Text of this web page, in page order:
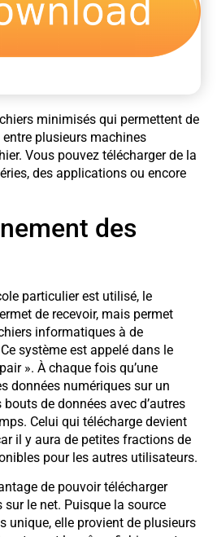
minimisés qui permettent de
plusieurs machines
Vous pouvez télécharger de la
des applications ou encore
des
particulier est utilisé, le
de recevoir, mais permet
informatiques à de
système est appelé dans le
». À chaque fois qu’une
données numériques sur un
de données avec d’autres
Celui qui télécharge devient
il y aura de petites fractions de
pour les autres utilisateurs.
de pouvoir télécharger
le net. Puisque la source
unique, elle provient de plusieurs